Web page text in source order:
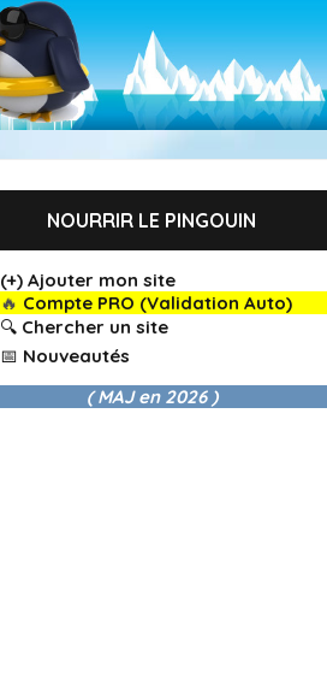
NOURRIR LE PINGOUIN
(+) Ajouter mon site
🔥 Compte PRO (Validation Auto)
🔍 Chercher un site
📅 Nouveautés
( MAJ en 2026 )